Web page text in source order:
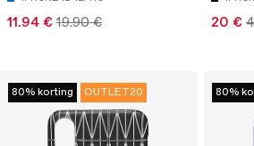
11.94 € 19.90 € 20 €
80% korting OUTLET20 80%